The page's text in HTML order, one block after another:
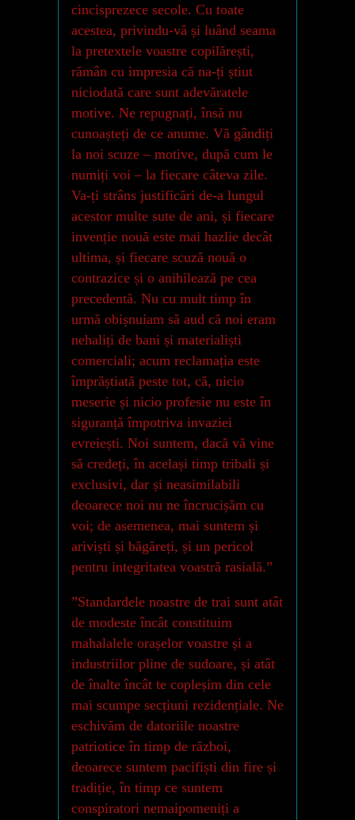
cincisprezece secole. Cu toate
acestea, privindu-vă și luând seama
la pretextele voastre copilărești,
rămân cu impresia că na-ți știut
niciodată care sunt adevăratele
motive. Ne repugnați, însă nu
cunoașteți de ce anume. Vă gândiți
la noi scuze – motive, după cum le
numiți voi – la fiecare câteva zile.
Va-ți strâns justificări de-a lungul
acestor multe sute de ani, și fiecare
invenție nouă este mai hazlie decât
ultima, și fiecare scuză nouă o
contrazice și o anihilează pe cea
precedentă. Nu cu mult timp în
urmă obișnuiam să aud că noi eram
nehaliți de bani și materialiști
comerciali; acum reclamația este
împrăștiată peste tot, că, nicio
meserie și nicio profesie nu este în
siguranță împotriva invaziei
evreiești. Noi suntem, dacă vă vine
să credeți, în același timp tribali și
exclusivi, dar și neasimilabili
deoarece noi nu ne încrucișăm cu
voi; de asemenea, mai suntem și
ariviști și băgăreți, și un pericol
pentru integritatea voastră rasială.”
”Standardele noastre de trai sunt atât
de modeste încât constituim
mahalalele orașelor voastre și a
industriilor pline de sudoare, și atât
de înalte încât te copleșim din cele
mai scumpe secțiuni rezidențiale. Ne
eschivăm de datoriile noastre
patriotice în timp de război,
deoarece suntem pacifiști din fire și
tradiție, în timp ce suntem
conspiratori nemaipomeniți a